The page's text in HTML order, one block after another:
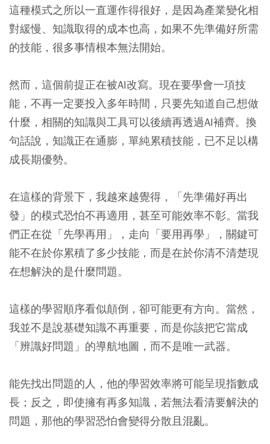
這種模式之所以一直運作得很好，是因為產業變化相
對緩慢、知識取得的成本也高，如果不先準備好所需
的技能，很多事情根本無法開始。
然而，這個前提正在被AI改寫。現在要學會一項技
能，不再一定要投入多年時間，只要先知道自己想做
什麼，相關的知識與工具可以後續再透過AI補齊。換
句話說，知識正在通膨，單純累積技能，已不足以構
成長期優勢。
在這樣的背景下，我越來越覺得，「先準備好再出
發」的模式恐怕不再適用，甚至可能效率不彰。當我
們正在從「先學再用」，走向「要用再學」，關鍵可
能不在於你累積了多少技能，而是在於你清不清楚現
在想解決的是什麼問題。
這樣的學習順序看似顛倒，卻可能更有方向。當然，
我並不是說基礎知識不再重要，而是你該把它當成
「辨識好問題」的導航地圖，而不是唯一武器。
能先找出問題的人，他的學習效率將可能呈現指數成
長；反之，即使擁有再多知識，若無法看清要解決的
問題，那他的學習恐怕會變得分散且混亂。